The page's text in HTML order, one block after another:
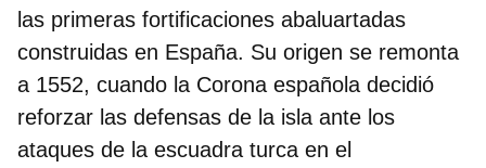
las primeras fortificaciones abaluartadas
construidas en España. Su origen se remonta
a 1552, cuando la Corona española decidió
reforzar las defensas de la isla ante los
ataques de la escuadra turca en el